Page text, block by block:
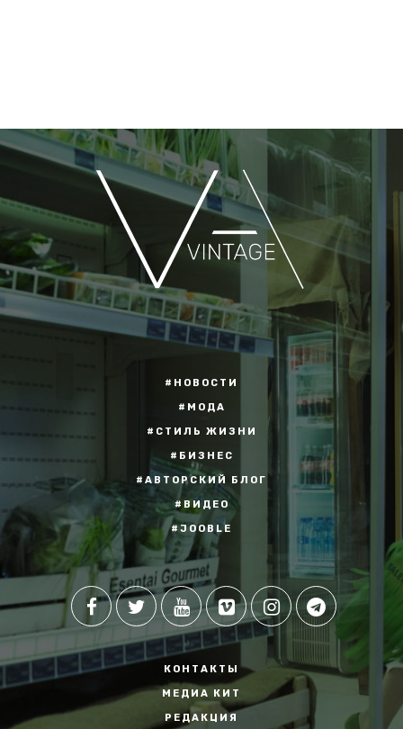
#НОВОСТИ
#МОДА
#СТИЛЬ ЖИЗНИ
#БИЗНЕС
#АВТОРСКИЙ БЛОГ
#ВИДЕО
#JOOBLE
КОНТАКТЫ
МЕДИА КИТ
РЕДАКЦИЯ